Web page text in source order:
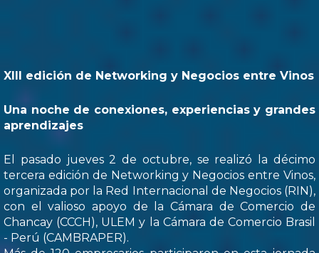
XIII edición de Networking y Negocios entre Vinos
Una noche de conexiones, experiencias y grandes
aprendizajes
El pasado jueves 2 de octubre, se realizó la décimo
tercera edición de Networking y Negocios entre Vinos,
organizada por la Red Internacional de Negocios (RIN),
con el valioso apoyo de la Cámara de Comercio de
Chancay (CCCH), ULEM y la Cámara de Comercio Brasil
- Perú (CAMBRAPER).